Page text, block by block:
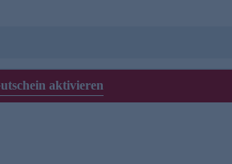
aktivieren